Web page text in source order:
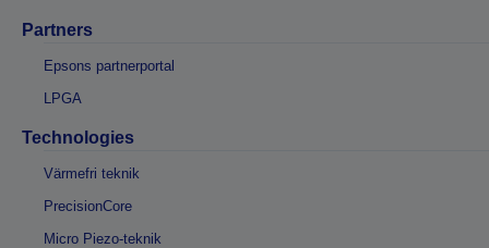
Partners
Epsons partnerportal
LPGA
Technologies
Värmefri teknik
PrecisionCore
Micro Piezo-teknik